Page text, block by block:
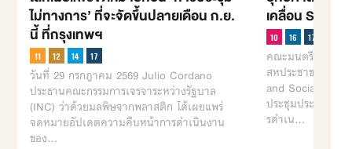
ไม่ทางการ’ ที่จะจัดขึ้นปลายเดือน ก.ย.
นี้ ที่กรุงเทพฯ
วันที่ 29 กรกฎาคม 2569 Julio Cordano
ประธานคณะกรรมการเจรจาระหว่างรัฐบาล
(INC) ว่าด้วยมลพิษจากพลาสติก ได้เผยแพร่
จดหมายอัปเดตความคืบหน้าการดำเนินงาน
ของ…
เคลื่อน SDGs
คณะมนตรีเศรษฐ
สหประชาชาติ
and Social
ประชุมประจำปี
รดำเน…